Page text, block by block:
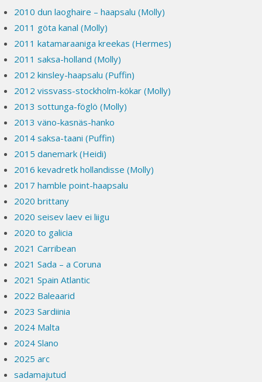
2010 dun laoghaire – haapsalu (Molly)
2011 göta kanal (Molly)
2011 katamaraaniga kreekas (Hermes)
2011 saksa-holland (Molly)
2012 kinsley-haapsalu (Puffin)
2012 vissvass-stockholm-kökar (Molly)
2013 sottunga-föglö (Molly)
2013 väno-kasnäs-hanko
2014 saksa-taani (Puffin)
2015 danemark (Heidi)
2016 kevadretk hollandisse (Molly)
2017 hamble point-haapsalu
2020 brittany
2020 seisev laev ei liigu
2020 to galicia
2021 Carribean
2021 Sada – a Coruna
2021 Spain Atlantic
2022 Baleaarid
2023 Sardiinia
2024 Malta
2024 Slano
2025 arc
sadamajutud